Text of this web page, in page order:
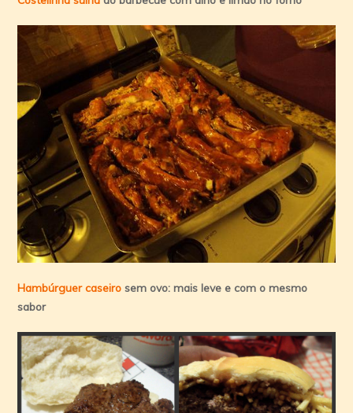
Hambúrguer caseiro sem ovo: mais leve e com o mesmo
sabor